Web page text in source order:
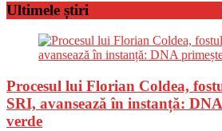
Ultimele știri
Procesul lui Florian Coldea,
SRI, avansează în instanță:
verde